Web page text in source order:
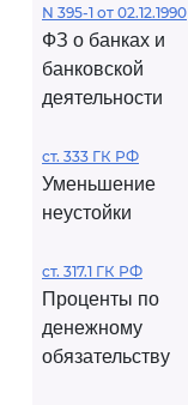
N 395-1 от 02.12.1990
ФЗ о банках и
банковской
деятельности
ст. 333 ГК РФ
Уменьшение
неустойки
ст. 317.1 ГК РФ
Проценты по
денежному
обязательству